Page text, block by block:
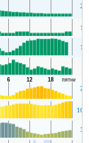
21
13
13
22
35